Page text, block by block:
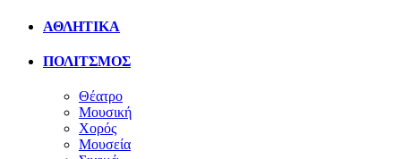
ΑΘΛΗΤΙΚΑ
ΠΟΛΙΤΣΜΟΣ
Θέατρο
Μουσική
Χορός
Μουσεία